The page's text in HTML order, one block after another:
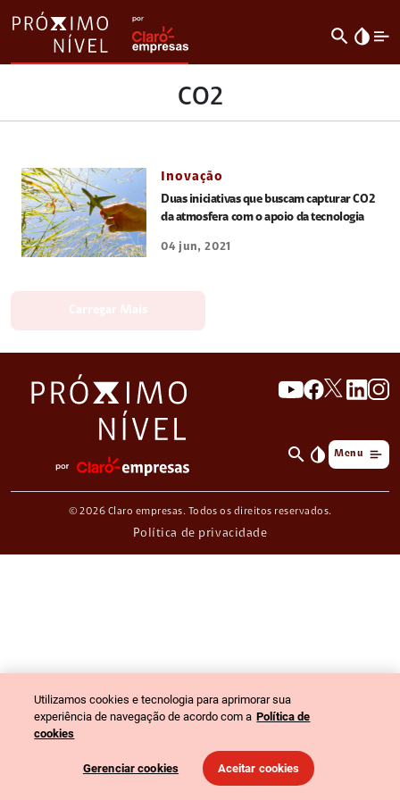
search invert_colors
CO2
Inovação
Duas iniciativas que buscam capturar CO2
da atmosfera com o apoio da tecnologia
04 jun, 2021
search invert_colors Menu
© 2026 Claro empresas. Todos os direitos reservados.
Política de privacidade
Utilizamos cookies e tecnologia para aprimorar sua
experiência de navegação de acordo com a Política de
cookies
Gerenciar cookies Aceitar cookies